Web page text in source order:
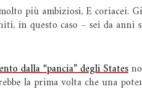
più ambiziosi, E coriacei.
in questo caso – sei da anni
dalla “pancia” degli States
la prima volta che una